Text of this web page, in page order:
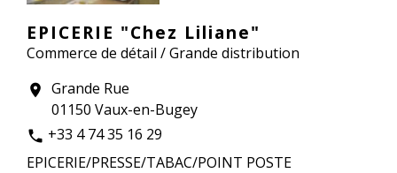
EPICERIE "Chez Liliane"
Commerce de détail / Grande distribution
location_on Grande Rue
01150 Vaux-en-Bugey
phone +33 4 74 35 16 29
EPICERIE/PRESSE/TABAC/POINT POSTE